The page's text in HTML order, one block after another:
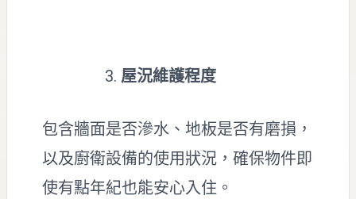
屋況維護程度
包含牆面是否滲水、地板是否有磨損，
以及廚衛設備的使用狀況，確保物件即
使有點年紀也能安心入住。